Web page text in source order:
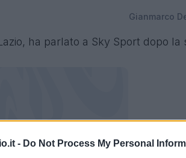
- Do Not Process My Personal
Gianmarco
ha parlato a Sky Sport dopo la